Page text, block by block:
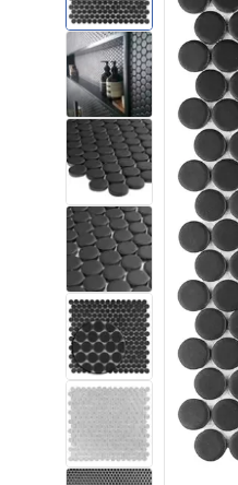
Drzwi
Brodziki
Odpływy liniowe
Toalety, ubikacje
Umywalki
Wanny i parawany
Baterie
Natryski